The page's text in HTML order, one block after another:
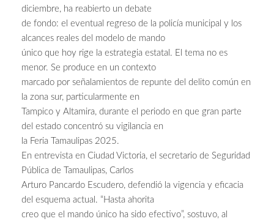
diciembre, ha reabierto un debate
de fondo: el eventual regreso de la policía municipal y los
alcances reales del modelo de mando
único que hoy rige la estrategia estatal. El tema no es
menor. Se produce en un contexto
marcado por señalamientos de repunte del delito común en
la zona sur, particularmente en
Tampico y Altamira, durante el periodo en que gran parte
del estado concentró su vigilancia en
la Feria Tamaulipas 2025.
En entrevista en Ciudad Victoria, el secretario de Seguridad
Pública de Tamaulipas, Carlos
Arturo Pancardo Escudero, defendió la vigencia y eficacia
del esquema actual. “Hasta ahorita
creo que el mando único ha sido efectivo”, sostuvo, al